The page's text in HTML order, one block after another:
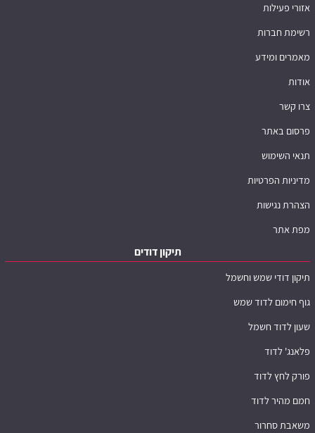
אזורי פעילות
רשימת חברות
מאמרים ומידע
אודות
צרו קשר
פרסום באתר
תנאי השימוש
מדיניות הפרטיות
הצהרת נגישות
מפת אתר
תיקון דודים
תיקון דודי שמש וחשמל
גוף חימום לדוד שמש
שעון לדוד חשמל
פלאנג' לדוד
פורק לחץ לדוד
חמם מהיר לדוד
משאבת סחרור